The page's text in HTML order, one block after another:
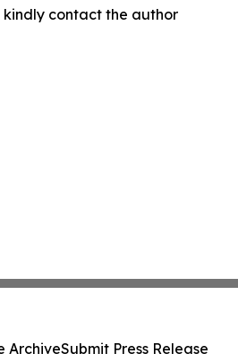
contact the author
ArchiveSubmit Press Release